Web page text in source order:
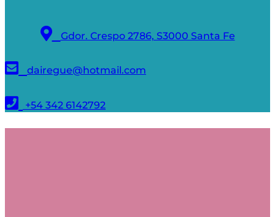
Gdor. Crespo 2786, S3000 Santa Fe
dairegue@hotmail.com
+54 342 6142792